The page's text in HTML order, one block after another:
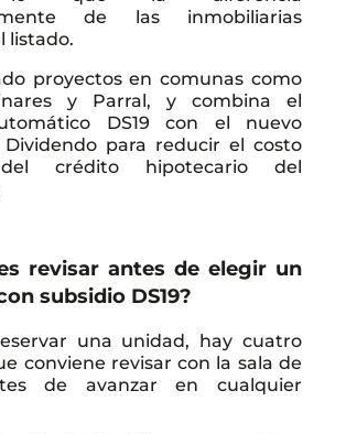
de las inmobiliarias
listado.
proyectos en comunas como
y Parral, y combina el
DS19 con el nuevo
Dividendo para reducir el costo
crédito hipotecario del
revisar antes de elegir un
subsidio DS19?
una unidad, hay cuatro
conviene revisar con la sala de
de avanzar en cualquier